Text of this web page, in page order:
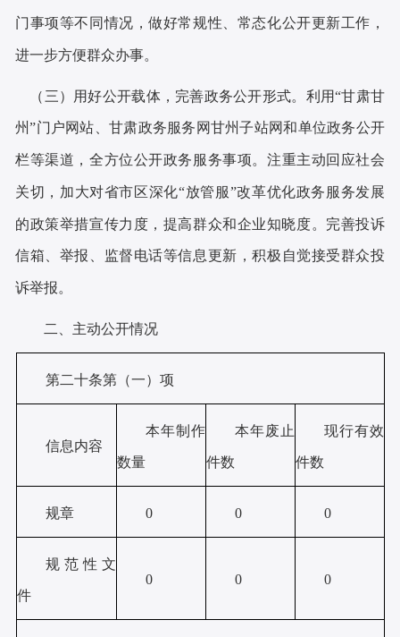
门事项等不同情况，做好常规性 、常态化公开更新工作，
进一步方便群众办事。
（ 三）用好公开载体，完善政务公开形式。 利用“甘肃甘
州”门户网站、甘肃政务服务网甘州子站网和单位政务公开
栏等渠道，全方位公开政务服务事项。 注重主动回应社会
关切，加大对省市区深化“放管服”改革优化政务服务发展
的政策举措宣传力度，提高群众和企业知晓度。完善投诉
信箱、举报、监督电话等信息更新 ，积极自觉接受群众投
诉举报。
二、主动公开情况
第二十条第（一）项
信息内容
本年制作
数量
本年废止
件数
现行有效
件数
规章 0 0 0
规范性文
件
0 0 0